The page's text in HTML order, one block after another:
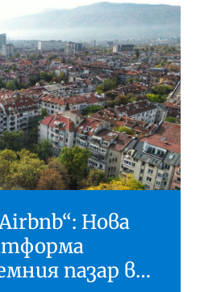
Нова
пазар в